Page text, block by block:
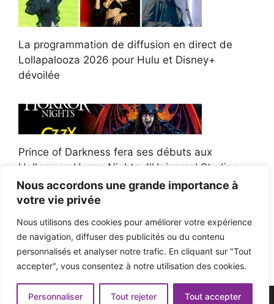
Nous accordons une grande importance à
votre vie privée
Nous utilisons des cookies pour améliorer votre expérience
de navigation, diffuser des publicités ou du contenu
personnalisés et analyser notre trafic. En cliquant sur "Tout
accepter", vous consentez à notre utilisation des cookies.
Personnaliser Tout rejeter Tout accepter
La programmation de diffusion en direct de
Lollapalooza 2026 pour Hulu et Disney+
dévoilée
Prince of Darkness fera ses débuts aux
Halloween Horror Nights d'Universal Studios
Afroman poursuit un policier de l'Ohio après la
victoire du jury en diffamation